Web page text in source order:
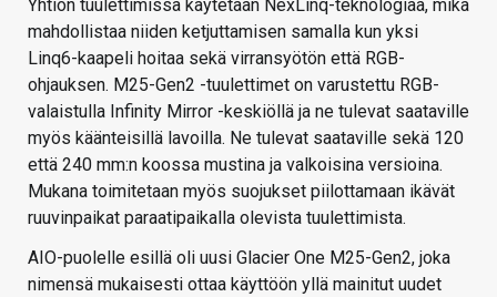
Yhtiön tuulettimissa käytetään NexLinq-teknologiaa, mikä
mahdollistaa niiden ketjuttamisen samalla kun yksi
Linq6-kaapeli hoitaa sekä virransyötön että RGB-
ohjauksen. M25-Gen2 -tuulettimet on varustettu RGB-
valaistulla Infinity Mirror -keskiöllä ja ne tulevat saataville
myös käänteisillä lavoilla. Ne tulevat saataville sekä 120
että 240 mm:n koossa mustina ja valkoisina versioina.
Mukana toimitetaan myös suojukset piilottamaan ikävät
ruuvinpaikat paraatipaikalla olevista tuulettimista.
AIO-puolelle esillä oli uusi Glacier One M25-Gen2, joka
nimensä mukaisesti ottaa käyttöön yllä mainitut uudet